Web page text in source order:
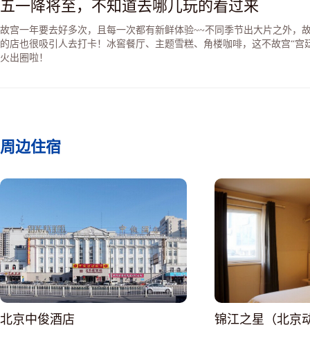
驾崩。国运衰则百事哀，
后因光绪皇帝曾被慈禧软
和园内，于1908年下懿旨
游幸颐和园。慈禧水道从
五一降将至，不知道去哪儿玩的看过来
故宫一年要去好多次，且每一次都有新鲜体验~~不同季节出大片之外，
的店也很吸引人去打卡！冰窖餐厅、主题雪糕、角楼咖啡，这不故宫“宫
火出圈啦！
周边住宿
北京中俊酒店 锦江之星（北京